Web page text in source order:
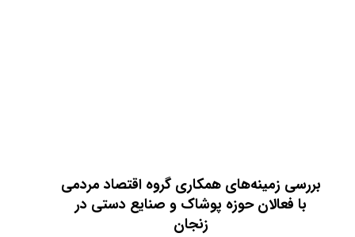
بررسی زمینه‌های همکاری گروه اقتصاد مردمی
با فعالان حوزه پوشاک و صنایع دستی در
زنجان